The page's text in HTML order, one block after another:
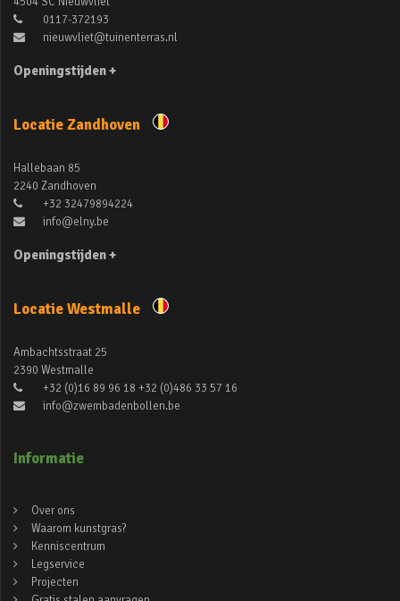
0117-372193
nieuwvliet@tuinenterras.nl
Openingstijden +
Locatie Zandhoven
Hallebaan 85
2240 Zandhoven
+32 32479894224
info@elny.be
Openingstijden +
Locatie Westmalle
Ambachtsstraat 25
2390 Westmalle
+32 (0)16 89 96 18 +32 (0)486 33 57 16
info@zwembadenbollen.be
Informatie
Over ons
Waarom kunstgras?
Kenniscentrum
Legservice
Projecten